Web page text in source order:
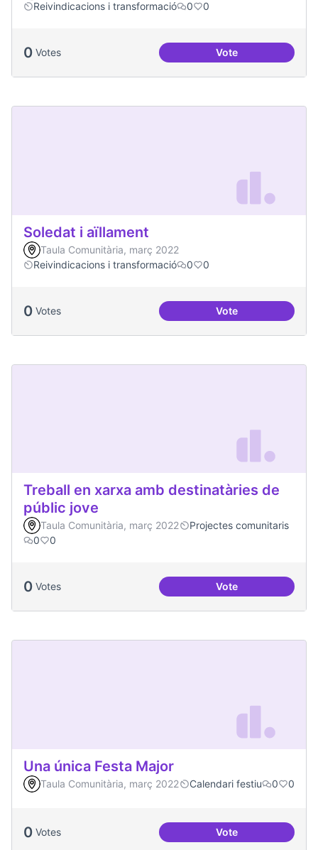
Reivindicacions i transformació
0 0
0 Votes VoteSocialització de la
Soledat i aïllament
Taula Comunitària, març 2022
Reivindicacions i transformació
0 0
0 Votes VoteSoledat i aïllament
Treball en xarxa amb destinatàries de
públic jove
Taula Comunitària, març 2022
Projectes comunitaris
0
0
0 Votes VoteTreball en xarxa
Una única Festa Major
Taula Comunitària, març 2022 Calendari festiu 0 0
0 Votes VoteUna única Festa